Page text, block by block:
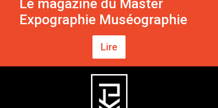
Le magazine du Master
Expographie Muséographie
Lire